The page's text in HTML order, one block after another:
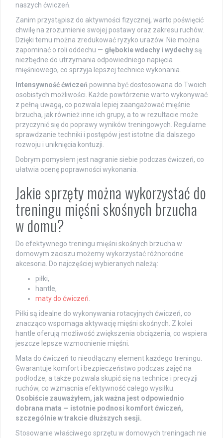
naszych ćwiczeń.
Zanim przystąpisz do aktywności fizycznej, warto poświęcić
chwilę na zrozumienie swojej postawy oraz zakresu ruchów.
Dzięki temu można zredukować ryzyko urazów. Nie można
zapominać o roli oddechu — głębokie wdechy i wydechysą
niezbędne do utrzymania odpowiedniego napięcia
mięśniowego, co sprzyja lepszej technice wykonania.
Intensywność ćwiczeń powinna być dostosowana do Twoich
osobistych możliwości. Każde powtórzenie warto wykonywać
z pełną uwagą, co pozwala lepiej zaangażować mięśnie
brzucha, jak również inne ich grupy, a to w rezultacie może
przyczynić się do poprawy wyników treningowych. Regularne
sprawdzanie techniki i postępów jest istotne dla dalszego
rozwoju i uniknięcia kontuzji.
Dobrym pomysłem jest nagranie siebie podczas ćwiczeń, co
ułatwia ocenę poprawności wykonania.
Jakie sprzęty można wykorzystać do
treningu mięśni skośnych brzucha
w domu?
Do efektywnego treningu mięśni skośnych brzucha w
domowym zaciszu możemy wykorzystać różnorodne
akcesoria. Do najczęściej wybieranych należą:
piłki,
hantle,
maty do ćwiczeń
Piłki są idealne do wykonywania rotacyjnych ćwiczeń, co
znacząco wspomaga aktywację mięśni skośnych. Z kolei
hantle oferują możliwość zwiększenia obciążenia, co wspiera
jeszcze lepsze wzmocnienie mięśni.
Mata do ćwiczeń to nieodłączny element każdego treningu.
Gwarantuje komfort i bezpieczeństwo podczas zajęć na
podłodze, a także pozwala skupić się na technice i precyzji
ruchów, co wzmacnia efektywność całego wysiłku.
Osobiście zauważyłem, jak ważna jest odpowiednio
dobrana mata — istotnie podnosi komfort ćwiczeń,
szczególnie w trakcie dłuższych sesji.
Stosowanie właściwego sprzętu w domowych treningach nie